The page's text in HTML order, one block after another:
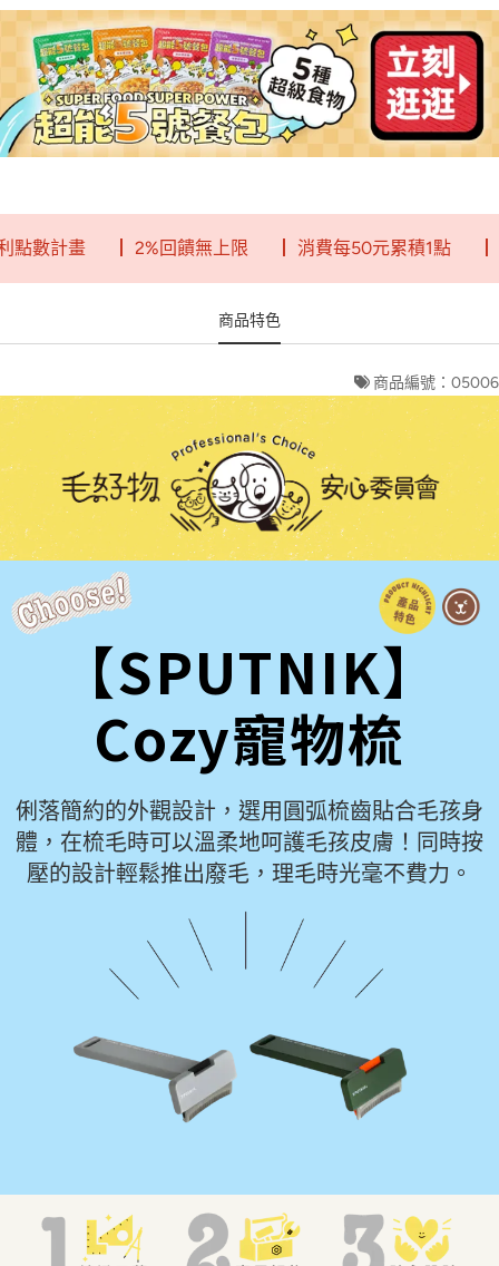
畫 ┃ 2%回饋無上限 ┃ 消費每50元累積1點 ┃ 一點
商品特色
商品編號：05006
【SPUTNIK】
Cozy寵物梳
俐落簡約的外觀設計，選用圓弧梳齒貼合毛孩身
體，在梳毛時可以溫柔地呵護毛孩皮膚！同時按
壓的設計輕鬆推出廢毛，理毛時光毫不費力。